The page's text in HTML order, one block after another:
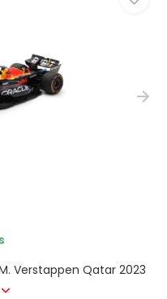
M. Verstappen Qatar 2023